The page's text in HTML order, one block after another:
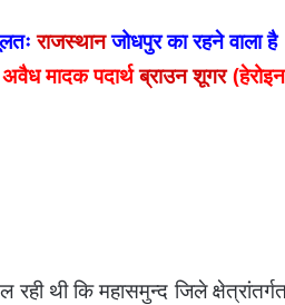
राजस्थानजोधपुर का रहने वाला है
मादक पदार्थब्राउन शूगर
थी कि महासमुन्द जिले